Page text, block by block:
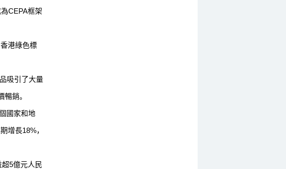
CEPA框架
港綠色標
吸引了大量
銷。
國家和地
增長18%，
5億元人民